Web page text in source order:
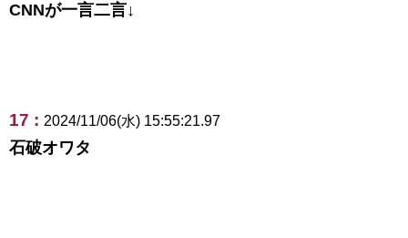
CNNが一言二言↓
17 : 2024/11/06(水) 15:55:21.97
石破オワタ